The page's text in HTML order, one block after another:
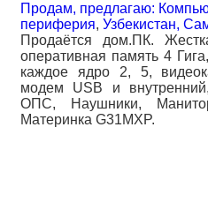
Продам, предлагаю:
периферия, Узбекистан,
Продаётся дом.ПК.
оперативная память 4
каждое ядро 2, 5,
модем USB и
ОПС, Наушники,
Материнка G31MXP.